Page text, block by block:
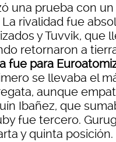
una prueba con
rivalidad fue
y Tuvvik, que
retornaron a
fue para
se llevaba el
aunque
Ibañez, que
fue tercero.
y quinta posición.